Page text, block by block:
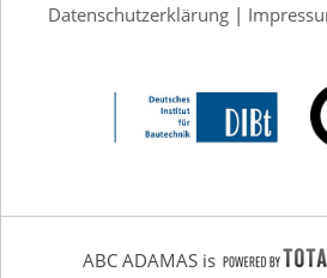
Datenschutzerklärung|
ABC ADAMAS is